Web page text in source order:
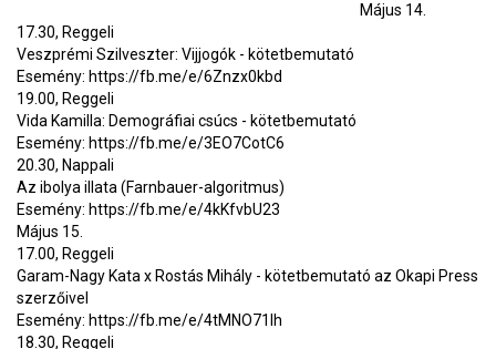
Május 14.
17.30, Reggeli
Veszprémi Szilveszter: Vijjogók - kötetbemutató
Esemény: https://fb.me/e/6Znzx0kbd
19.00, Reggeli
Vida Kamilla: Demográfiai csúcs - kötetbemutató
Esemény: https://fb.me/e/3EO7CotC6
20.30, Nappali
Az ibolya illata (Farnbauer-algoritmus)
Esemény: https://fb.me/e/4kKfvbU23
Május 15.
17.00, Reggeli
Garam-Nagy Kata x Rostás Mihály - kötetbemutató az Okapi Press
szerzőivel
Esemény: https://fb.me/e/4tMNO71lh
18.30, Reggeli